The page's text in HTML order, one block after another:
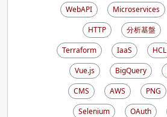
WebAPI
Microservices
HTTP
分析基盤
Terraform
IaaS HCL
Vue.js
BigQuery
CMS
AWS PNG
Selenium
OAuth